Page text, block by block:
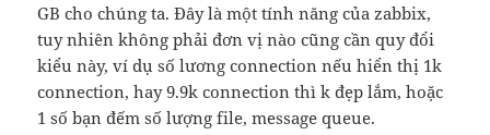
GB cho chúng ta. Đây là một tính năng của zabbix,
tuy nhiên không phải đơn vị nào cũng cần quy đổi
kiểu này, ví dụ số lương connection nếu hiển thị 1k
connection, hay 9.9k connection thì k đẹp lắm, hoặc
1 số bạn đếm số lượng file, message queue.